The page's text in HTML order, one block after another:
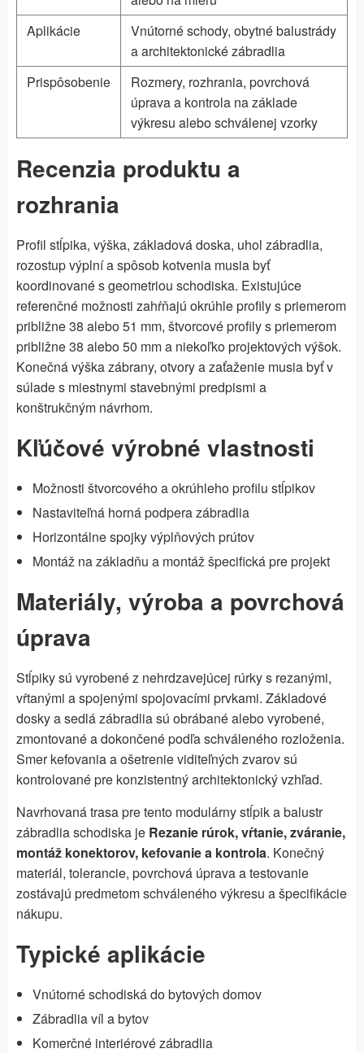
Aplikácie
Vnútorné schody, obytné balustrády
a architektonické zábradlia
Prispôsobenie
Rozmery, rozhrania, povrchová
úprava a kontrola na základe
výkresu alebo schválenej vzorky
Recenzia produktu a
rozhrania
Profil stĺpika, výška, základová doska, uhol zábradlia,
rozostup výplní a spôsob kotvenia musia byť
koordinované s geometriou schodiska. Existujúce
referenčné možnosti zahŕňajú okrúhle profily s priemerom
približne 38 alebo 51 mm, štvorcové profily s priemerom
približne 38 alebo 50 mm a niekoľko projektových výšok.
Konečná výška zábrany, otvory a zaťaženie musia byť v
súlade s miestnymi stavebnými predpismi a
konštrukčným návrhom.
Kľúčové výrobné vlastnosti
Možnosti štvorcového a okrúhleho profilu stĺpikov
Nastaviteľná horná podpera zábradlia
Horizontálne spojky výplňových prútov
Montáž na základňu a montáž špecifická pre projekt
Materiály, výroba a povrchová
úprava
Stĺpiky sú vyrobené z nehrdzavejúcej rúrky s rezanými,
vŕtanými a spojenými spojovacími prvkami. Základové
dosky a sedlá zábradlia sú obrábané alebo vyrobené,
zmontované a dokončené podľa schváleného rozloženia.
Smer kefovania a ošetrenie viditeľných zvarov sú
kontrolované pre konzistentný architektonický vzhľad.
Navrhovaná trasa pre tento modulárny stĺpik a balustr
zábradlia schodiska je Rezanie rúrok, vŕtanie, zváranie,
montáž konektorov, kefovanie a kontrola. Konečný
materiál, tolerancie, povrchová úprava a testovanie
zostávajú predmetom schváleného výkresu a špecifikácie
nákupu.
Typické aplikácie
Vnútorné schodiská do bytových domov
Zábradlia víl a bytov
Komerčné interiérové zábradlia